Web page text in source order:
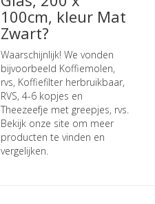
100cm, kleur Mat
Zwart?
Waarschijnlijk! We vonden
bijvoorbeeld Koffiemolen,
rvs, Koffiefilter herbruikbaar,
RVS, 4-6 kopjes en
Theezeefje met greepjes, rvs.
Bekijk onze site om meer
producten te vinden en
vergelijken.